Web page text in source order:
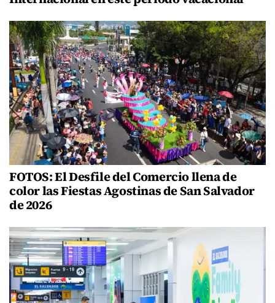
FOTOS: El Desfile del Comercio llena de
color las Fiestas Agostinas de San Salvador
de 2026